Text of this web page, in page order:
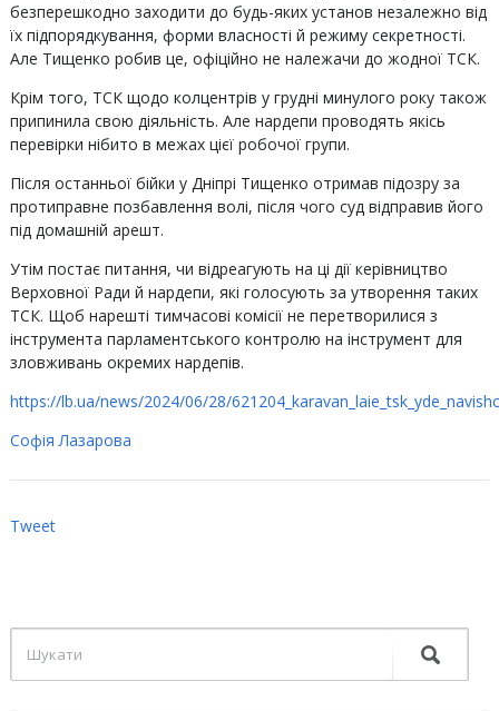
безперешкодно заходити до будь-яких установ незалежно від
їх підпорядкування, форми власності й режиму секретності.
Але Тищенко робив це, офіційно не належачи до жодної ТСК.
Крім того, ТСК щодо колцентрів у грудні минулого року також
припинила свою діяльність. Але нардепи проводять якісь
перевірки нібито в межах цієї робочої групи.
Після останньої бійки у Дніпрі Тищенко отримав підозру за
протиправне позбавлення волі, після чого суд відправив його
під домашній арешт.
Утім постає питання, чи відреагують на ці дії керівництво
Верховної Ради й нардепи, які голосують за утворення таких
ТСК. Щоб нарешті тимчасові комісії не перетворилися з
інструмента парламентського контролю на інструмент для
зловживань окремих нардепів.
https://lb.ua/news/2024/06/28/
Софія Лазарова
Tweet